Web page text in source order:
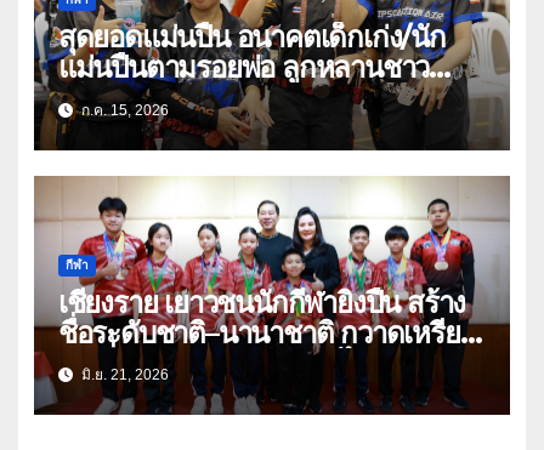
สุดยอดแม่นปืน อนาคตเด็กเก่ง/นัก
แม่นปืนตามรอยพ่อ ลูกหลานชาว
เชียงรายแท้
ก.ค. 15, 2026
กีฬา
เชียงราย เยาวชนนักกีฬายิงปืน สร้าง
ชื่อระดับชาติ–นานาชาติ กวาดเหรียญ
ต่อเนื่อง พร้อมติดทีมชาติไทยลุยเวที
โลก
มิ.ย. 21, 2026